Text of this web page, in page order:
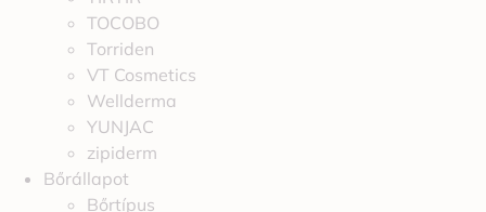
TOCOBO
Torriden
VT Cosmetics
Wellderma
YUNJAC
zipiderm
Bőrállapot
Bőrtípus